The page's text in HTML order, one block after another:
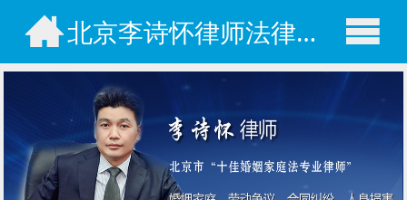
北京李诗怀律师法律咨询网